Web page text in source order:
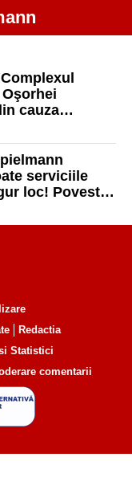
cauza
serviciile
loc! Povestea
Redactia
comentarii